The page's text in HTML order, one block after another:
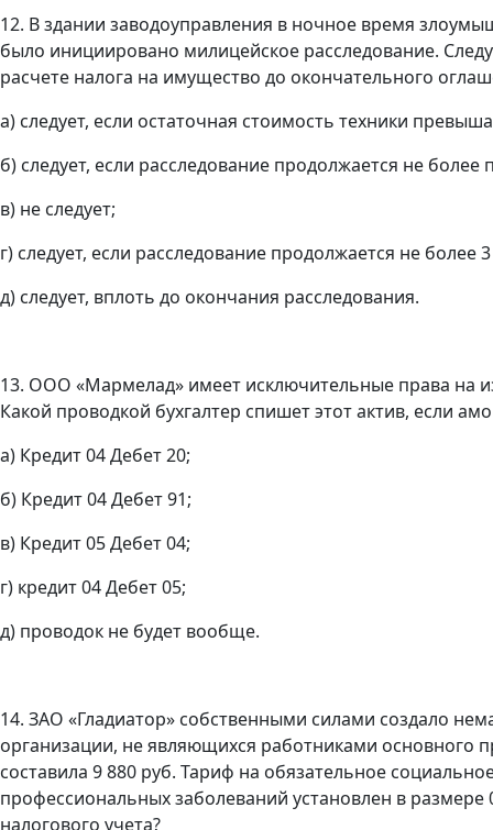
12. В здании заводоуправления в ночное время
было инициировано милицейское расследование.
расчете налога на имущество до окончательного
а) следует, если остаточная стоимость техники
б) следует, если расследование продолжается не более
в) не следует;
г) следует, если расследование продолжается не более
д) следует, вплоть до окончания расследования.
13. ООО «Мармелад» имеет исключительные права на
Какой проводкой бухгалтер спишет этот актив, если
а) Кредит 04 Дебет 20;
б) Кредит 04 Дебет 91;
в) Кредит 05 Дебет 04;
г) кредит 04 Дебет 05;
д) проводок не будет вообще.
14. ЗАО «Гладиатор» собственными силами создало
организации, не являющихся работниками основного
составила 9 880 руб. Тариф на обязательное
профессиональных заболеваний установлен в
налогового учета?